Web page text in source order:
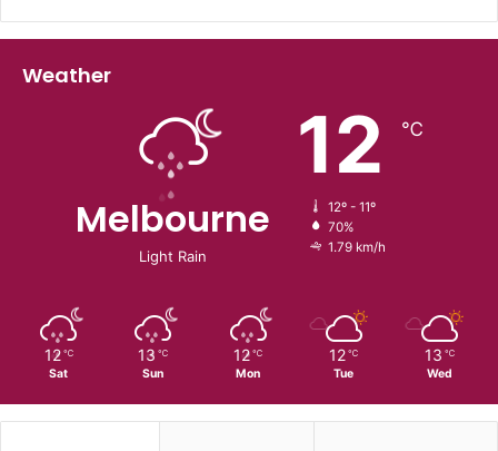
Weather
Melbourne
Light Rain
12 ℃
12º - 11º
70%
1.79 km/h
12 ℃
Sat
13 ℃
Sun
12 ℃
Mon
12 ℃
Tue
13 ℃
Wed